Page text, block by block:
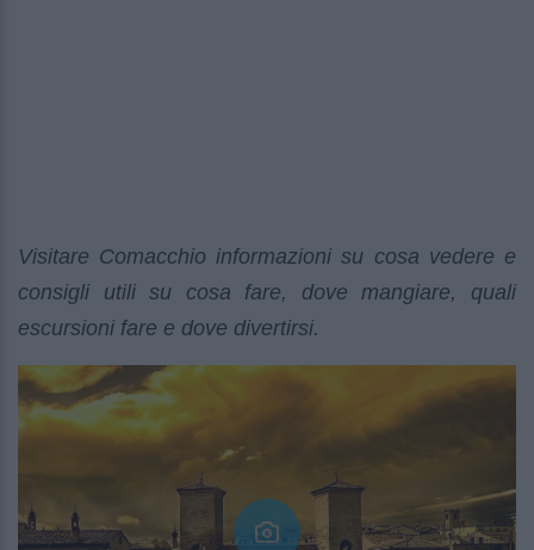
Visitare Comacchio informazioni su cosa vedere e
consigli utili su cosa fare, dove mangiare, quali
escursioni fare e dove divertirsi.